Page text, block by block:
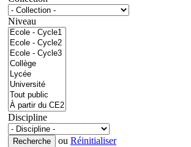
Niveau
Discipline
ou Réinitialiser